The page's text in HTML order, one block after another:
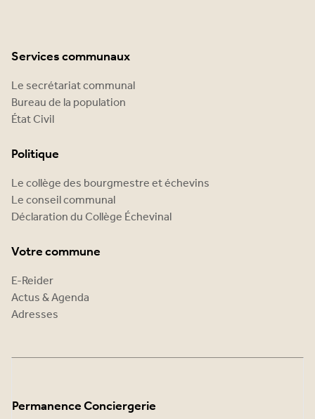
Services communaux
Le secrétariat communal
Bureau de la population
État Civil
Politique
Le collège des bourgmestre et échevins
Le conseil communal
Déclaration du Collège Échevinal
Votre commune
E-Reider
Actus & Agenda
Adresses
Permanence Conciergerie